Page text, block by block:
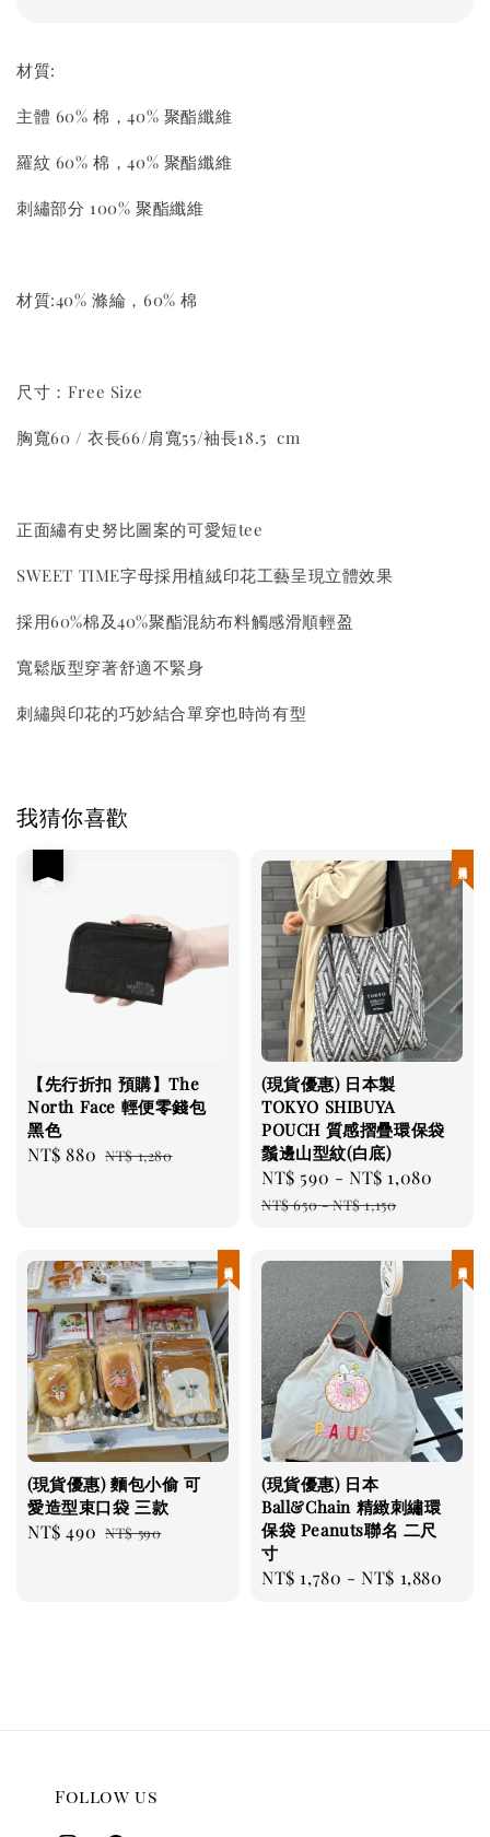
材質:
主體 60% 棉，40% 聚酯纖維
羅紋 60% 棉，40% 聚酯纖維
刺繡部分 100% 聚酯纖維
材質:40% 滌綸，60% 棉
尺寸：Free Size
胸寬60 / 衣長66/肩寬55/袖長18.5 cm
正面繡有史努比圖案的可愛短tee
SWEET TIME字母採用植絨印花工藝呈現立體效果
採用60%棉及40%聚酯混紡布料觸感滑順輕盈
寬鬆版型穿著舒適不緊身
刺繡與印花的巧妙結合單穿也時尚有型
我猜你喜歡
【先行折扣 預購】The
North Face 輕便零錢包
黑色
Sale
NT$ 880 Regular
NT$ 1,280
(現貨優惠) 日本製
TOKYO SHIBUYA
POUCH 質感摺疊環保袋
鬚邊山型紋(白底)
Sale
price
NT$ 590 -NT$ 1,080
NT$ 650-NT$ 1,150
(現貨優惠) 麵包小偷 可
愛造型束口袋 三款
Sale
NT$ 490 Regular
NT$ 590
(現貨優惠) 日本
Ball&Chain 精緻刺繡環
保袋 Peanuts聯名 二尺
寸
Regular
NT$ 1,780 -NT$ 1,880
Follow us